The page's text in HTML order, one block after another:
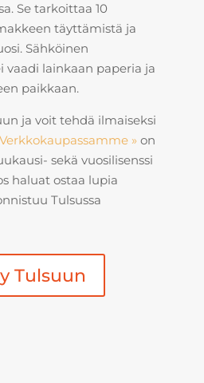
Se tarkoittaa 10
täyttämistä ja
Sähköinen
vaadi lainkaan paperia ja
paikkaan.
ja voit tehdä ilmaiseksi
Verkkokaupassamme » on
sekä vuosilisenssi
haluat ostaa lupia
Tulsussa
Tulsuun